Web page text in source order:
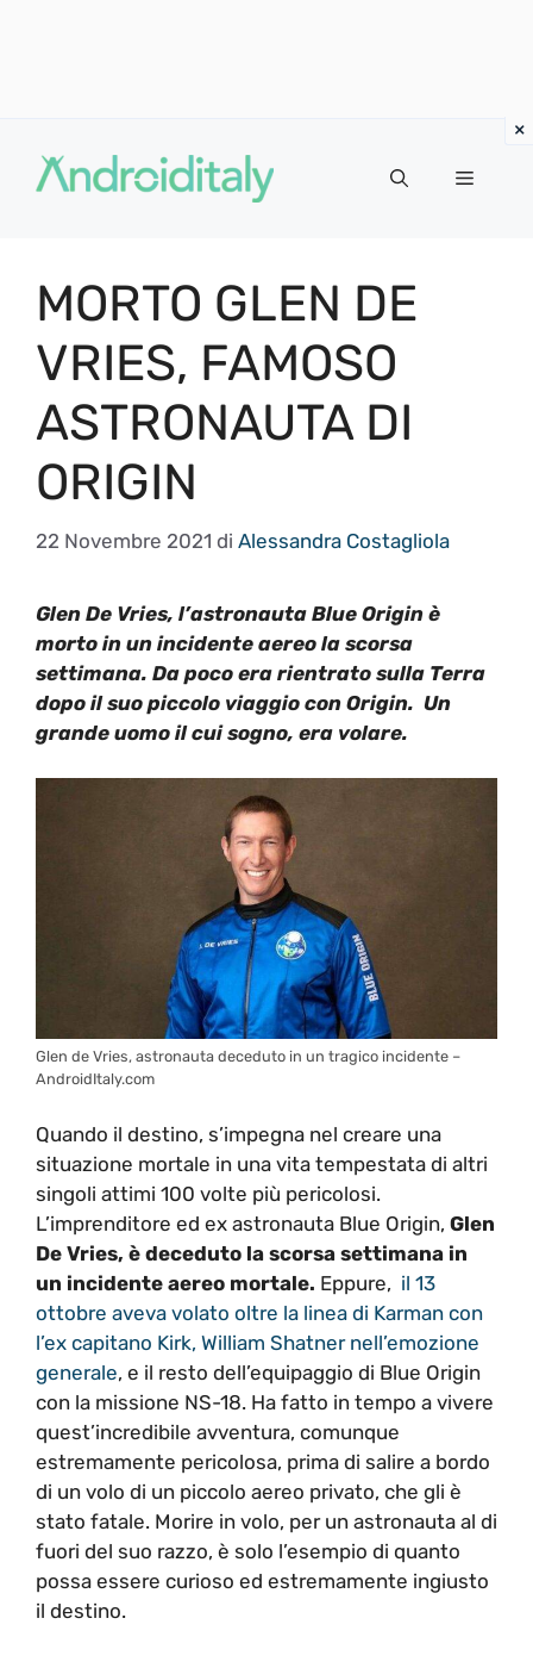
contenuto
MENU
MORTO GLEN DE
VRIES, FAMOSO
ASTRONAUTA DI
ORIGIN
22 Novembre 2021 di Alessandra Costagliola
Glen De Vries, l’astronauta Blue Origin è
morto in un incidente aereo la scorsa
settimana. Da poco era rientrato sulla Terra
dopo il suo piccolo viaggio con Origin. Un
grande uomo il cui sogno, era volare.
Glen de Vries, astronauta deceduto in un tragico incidente –
AndroidItaly.com
Quando il destino, s’impegna nel creare una
situazione mortale in una vita tempestata di altri
singoli attimi 100 volte più pericolosi.
L’imprenditore ed ex astronauta Blue Origin, Glen
De Vries, è deceduto la scorsa settimana in
un incidente aereo mortale. Eppure, il 13
ottobre aveva volato oltre la linea di Karman con
l’ex capitano Kirk, William Shatner nell’emozione
generale, e il resto dell’equipaggio di Blue Origin
con la missione NS-18. Ha fatto in tempo a vivere
quest’incredibile avventura, comunque
estremamente pericolosa, prima di salire a bordo
di un volo di un piccolo aereo privato, che gli è
stato fatale. Morire in volo, per un astronauta al di
fuori del suo razzo, è solo l’esempio di quanto
possa essere curioso ed estremamente ingiusto
il destino.